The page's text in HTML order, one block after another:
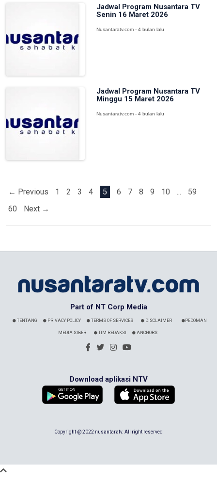
Jadwal Program Nusantara TV
Senin 16 Maret 2026
Nusantaratv.com - 4 bulan lalu
Jadwal Program Nusantara TV
Minggu 15 Maret 2026
Nusantaratv.com - 4 bulan lalu
← Previous 1 2 3 4 5 6 7 8 9 10 ...
59
60
Next →
Part of NT Corp Media
TENTANG PRIVACY POLICY TERMS OF SERVICES DISCLAIMER PEDOMAN
MEDIA SIBER TIM REDAKSI ANCHORS
Download aplikasi NTV
Copyright @ 2022 nusantaratv. All right reserved